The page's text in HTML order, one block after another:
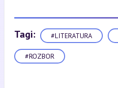
Tagi: #LITERATURA
#ROZBOR